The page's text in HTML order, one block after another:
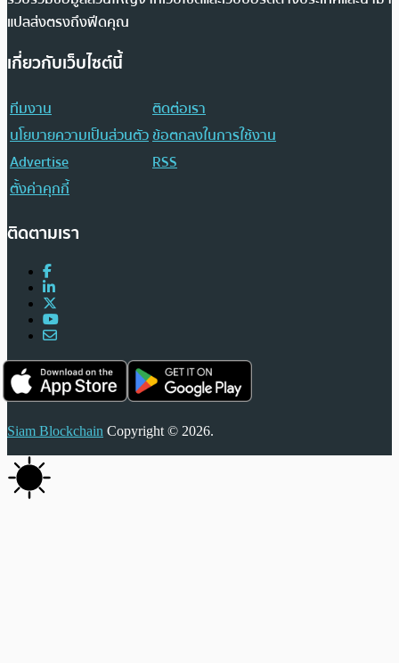
แปลส่งตรงถึงฟีดคุณ
เกี่ยวกับเว็บไซต์นี้
ทีมงาน
ติดต่อเรา
นโยบายความเป็นส่วนตัวข้อตกลงในการใช้งาน
Advertise
RSS
ตั้งค่าคุกกี้
ติดตามเรา
Siam Blockchain Copyright © 2026.